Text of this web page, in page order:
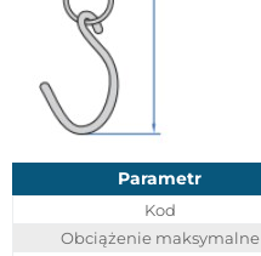
Parametr
Kod
Obciążenie maksymalne